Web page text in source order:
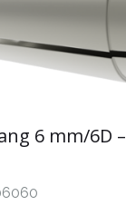
6 mm/6D